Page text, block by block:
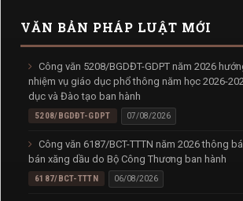
VĂN BẢN PHÁP LUẬT MỚI
Công văn 5208/BGDĐT-GDPT năm 2026
nhiệm vụ giáo dục phổ thông năm học 2026-
dục và Đào tạo ban hành
5208/BGDĐT-GDPT 07/08/2026
Công văn 6187/BCT-TTTN năm 2026 thông
bán xăng dầu do Bộ Công Thương ban hành
6187/BCT-TTTN 06/08/2026